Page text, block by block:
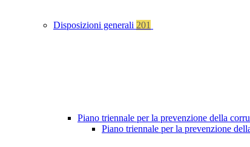
Disposizioni generali 201
Piano triennale per la prevenzione della
Piano triennale per la prevenzione